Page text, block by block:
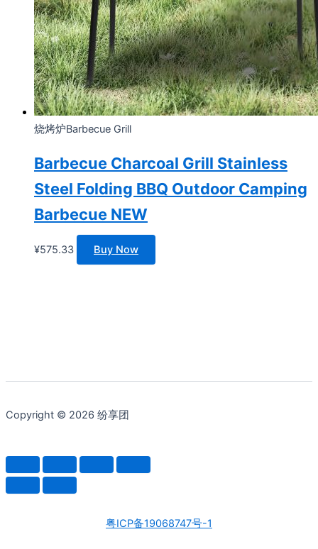
烧烤炉Barbecue Grill
Barbecue Charcoal Grill Stainless
Steel Folding BBQ Outdoor Camping
Barbecue NEW
¥575.33 Buy Now
Copyright © 2026 纷享团
粤ICP备19068747号-1